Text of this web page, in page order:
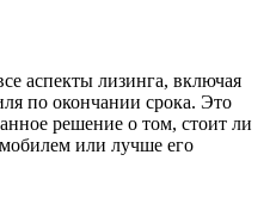
аспекты лизинга, включая
по окончании срока. Это
решение о том, стоит ли
или лучше его